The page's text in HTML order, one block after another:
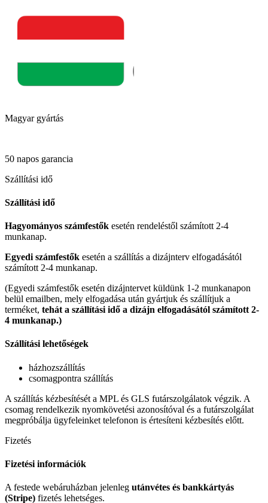
Magyar gyártás
50 napos garancia
Szállítási idő
Szállítási idő
Hagyományos számfestők esetén rendeléstől számított 2-4
munkanap.
Egyedi számfestők esetén a szállítás a dizájnterv elfogadásától
számított 2-4 munkanap.
(Egyedi számfestők esetén dizájntervet küldünk 1-2 munkanapon
belül emailben, mely elfogadása után gyártjuk és szállítjuk a
terméket, tehát a szállítási idő a dizájn elfogadásától számított 2-
4 munkanap.)
Szállítási lehetőségek
házhozszállítás
csomagpontra szállítás
A szállítás kézbesítését a MPL és GLS futárszolgálatok végzik. A
csomag rendelkezik nyomkövetési azonosítóval és a futárszolgálat
megpróbálja ügyfeleinket telefonon is értesíteni kézbesítés előtt.
Fizetés
Fizetési információk
A festede webáruházban jelenleg utánvétes és bankkártyás
(Stripe) fizetés lehetséges.